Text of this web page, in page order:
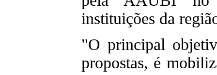
instituições da
"O principal
propostas, é